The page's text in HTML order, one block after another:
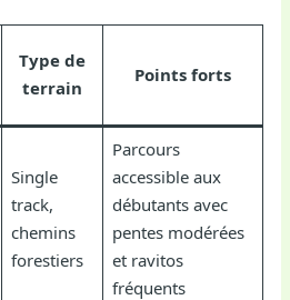
Type de
terrain
Points forts
Single
track,
chemins
forestiers
Parcours
accessible aux
débutants avec
pentes modérées
et ravitos
fréquents